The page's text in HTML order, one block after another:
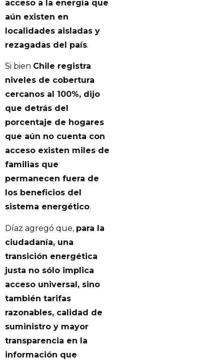
acceso a la energía que
aún existen en
localidades aisladas y
rezagadas del país.
Si bien Chile registra
niveles de cobertura
cercanos al 100%, dijo
que detrás del
porcentaje de hogares
que aún no cuenta con
acceso existen miles de
familias que
permanecen fuera de
los beneficios del
sistema energético.
Díaz agregó que, para la
ciudadanía, una
transición energética
justa no sólo implica
acceso universal, sino
también tarifas
razonables, calidad de
suministro y mayor
transparencia en la
información que